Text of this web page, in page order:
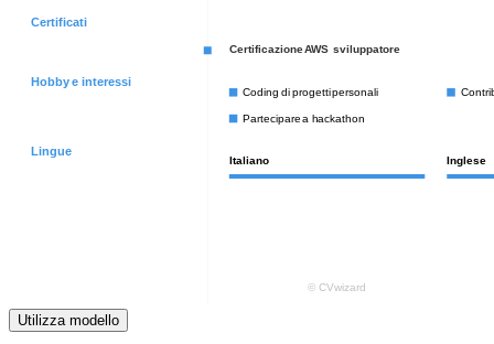
Utilizza modello